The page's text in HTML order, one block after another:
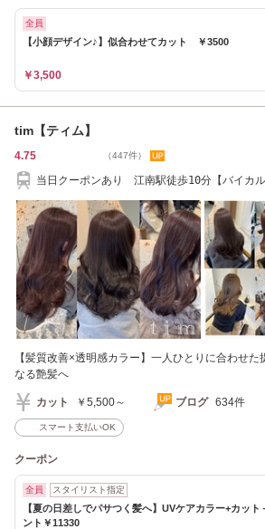
全員
【小顔デザイン♪】似合わせてカット ￥3500
￥3,500
tim【ティム】
4.75 （447件）
当日クーポンあり 江南駅徒歩10分【バイカル
【髪質改善×透明感カラー】一人ひとりに合わせ
なる艶髪へ
カット ￥5,500～ ブログ 634件
スマート支払いOK
クーポン
全員 スタイリスト指定
【夏の日差しでパサつく髪へ】UVケアカラー+カット
ント￥11330